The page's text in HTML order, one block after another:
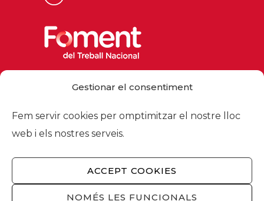
Gestionar el consentiment
Fem servir cookies per omptimitzar el nostre lloc
web i els nostres serveis.
ACCEPT COOKIES
NOMÉS LES FUNCIONALS
foment@foment.com
© 2026 - Foment del Treball Nacional
Nosaltres